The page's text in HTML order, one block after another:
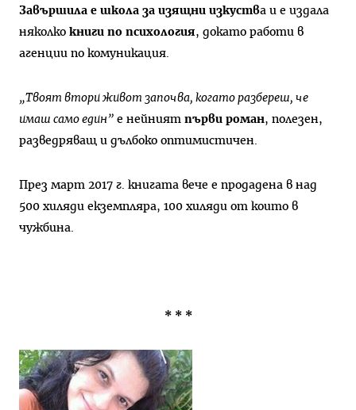
Завършила е школа за изящни изкуства и е издала
няколко книги по психология, докато работи в
агенции по комуникация.
„Твоят втори живот започва, когато разбереш, че
имаш само един” е нейният първи роман, полезен,
разведряващ и дълбоко оптимистичен.
През март 2017 г. книгата вече е продадена в над
500 хиляди екземпляра, 100 хиляди от които в
чужбина.
* * *